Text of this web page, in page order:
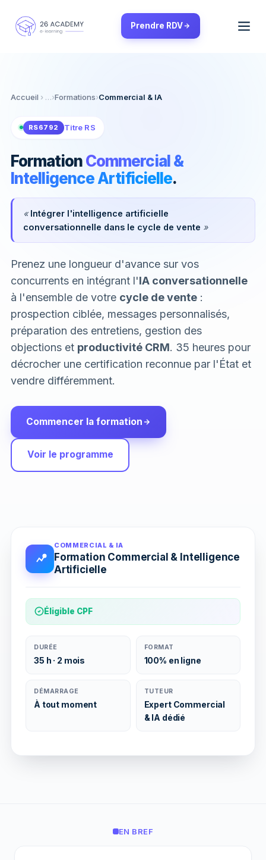
Prendre RDV
Accueil ›Formations›Commercial & IA
RS6792 Titre RS
FormationCommercial &
Intelligence Artificielle.
«Intégrer l'intelligence artificielle
conversationnelle dans le cycle de vente »
Prenez une longueur d'avance sur vos
concurrents en intégrant l'IA conversationnelle
à l'ensemble de votre cycle de vente :
prospection ciblée, messages personnalisés,
préparation des entretiens, gestion des
objections et productivité CRM. 35 heures pour
décrocher une certification reconnue par l'État et
vendre différemment.
Commencer la formation
Voir le programme
COMMERCIAL & IA
Formation Commercial & Intelligence
Artificielle
Éligible CPF
DURÉE
35 h · 2 mois
FORMAT
100% en ligne
DÉMARRAGE
À tout moment
TUTEUR
Expert Commercial
& IA dédié
EN BREF